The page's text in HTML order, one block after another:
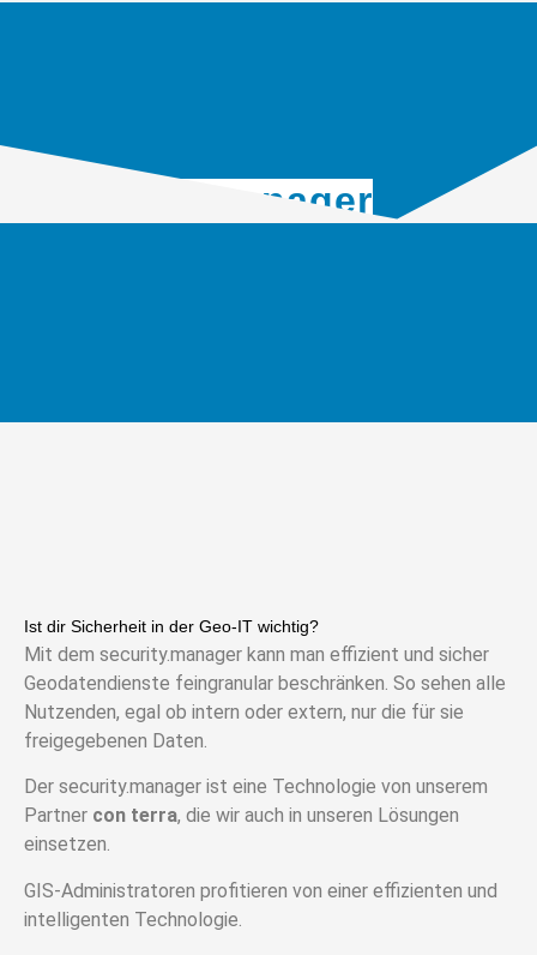
security.manager​
Ist dir Sicherheit in der Geo-IT wichtig?​
Mit dem security.manager kann man effizient und sicher
Geodatendienste feingranular beschränken. So sehen alle
Nutzenden, egal ob intern oder extern, nur die für sie
freigegebenen Daten.
Der security.manager ist eine Technologie von unserem
Partner con terra, die wir auch in unseren Lösungen
einsetzen.
GIS-Administratoren profitieren von einer effizienten und
intelligenten Technologie.